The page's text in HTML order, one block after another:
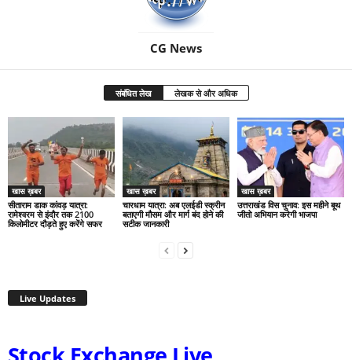
CG News
संबंधित लेख लेखक से और अधिक
खास ख़बर
सीताराम डाक कांवड़ यात्रा:
रामेश्वरम से इंदौर तक 2100
किलोमीटर दौड़ते हुए करेंगे सफर
खास ख़बर
चारधाम यात्रा: अब एलईडी स्क्रीन
बताएगी मौसम और मार्ग बंद होने की
सटीक जानकारी
खास ख़बर
उत्तराखंड विस चुनाव: इस महीने बूथ
जीतो अभियान करेगी भाजपा
Live Updates